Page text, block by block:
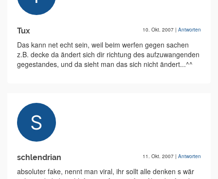
Tux 10. Okt. 2007 | Antworten
Das kann net echt sein, weil beim werfen gegen sachen
z.B. decke da ändert sich dir richtung des aufzuwangenden
gegestandes, und da sieht man das sich nicht ändert...^^
schlendrian 11. Okt. 2007 | Antworten
absoluter fake, nennt man viral, ihr sollt alle denken s wär